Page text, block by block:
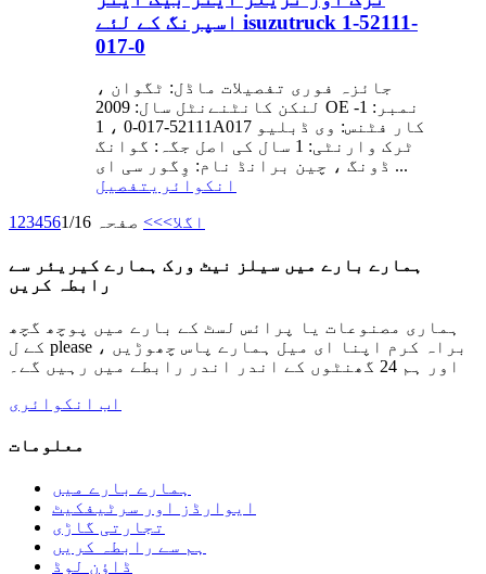
اسپرنگ کے لئے isuzutruck 1-52111-
017-0
جائزہ فوری تفصیلات ماڈل: ٹگوان ،
لنکن کانٹنےنٹل سال: 2009 OE نمبر: 1-
52111-017-0 ، 1A017 کار فٹنس: وی ڈبلیو
ٹرک وارنٹی: 1 سال کی اصل جگہ: گوانگ
ڈونگ ، چین برانڈ نام: وِگور سی ای ...
انکوائری تفصیل
1 23456 اگلا>>> صفحہ 1/16
ہمارے بارے میں سیلز نیٹ ورک ہمارے کیریئر سے
رابطہ کریں
ہماری مصنوعات یا پرائس لسٹ کے بارے میں پوچھ گچھ
کے ل please ، براہ کرم اپنا ای میل ہمارے پاس چھوڑیں
اور ہم 24 گھنٹوں کے اندر اندر رابطے میں رہیں گے۔
اب انکوائری
معلومات
ہمارے بارے میں
ایوارڈز اور سرٹیفکیٹ
تجارتی گاڑی
ہم سے رابطہ کریں
ڈاؤن لوڈ